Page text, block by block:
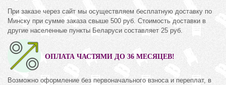
При заказе через сайт мы осуществляем бесплатную доставку по
Минску при сумме заказа свыше 500 руб. Стоимость доставки в
другие населенные пункты Беларуси составляет 25 руб.
ОПЛАТА ЧАСТЯМИ ДО 36 МЕСЯЦЕВ!
Возможно оформление без первоначального взноса и переплат, в